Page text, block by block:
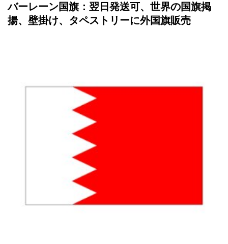
バーレーン国旗：翌日発送可、世界の国旗掲
揚、壁掛け、タペストリーに外国旗販売